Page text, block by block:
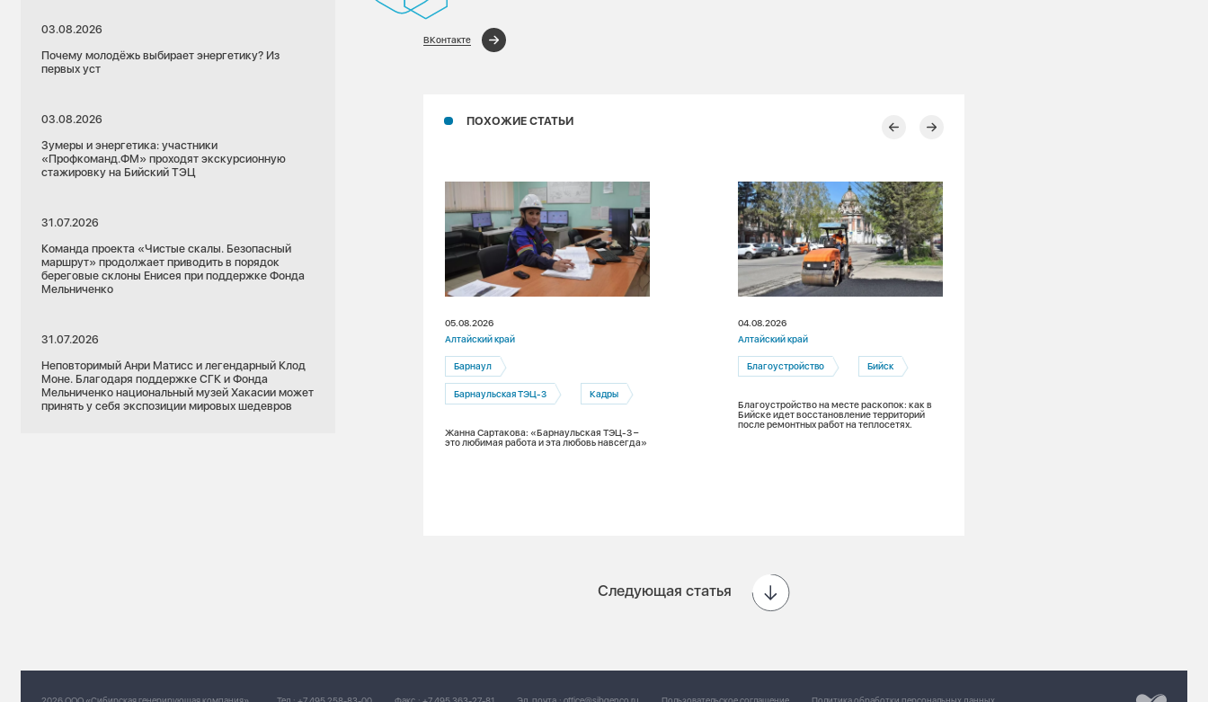
03.08.2026
Почему молодёжь выбирает энергетику? Из
первых уст
03.08.2026
Зумеры и энергетика: участники
«Профкоманд.ФМ» проходят экскурсионную
стажировку на Бийский ТЭЦ
31.07.2026
Команда проекта «Чистые скалы. Безопасный
маршрут» продолжает приводить в порядок
береговые склоны Енисея при поддержке Фонда
Мельниченко
31.07.2026
Неповторимый Анри Матисс и легендарный Клод
Моне. Благодаря поддержке СГК и Фонда
Мельниченко национальный музей Хакасии может
принять у себя экспозиции мировых шедевров
ВКонтакте
ПОХОЖИЕ СТАТЬИ
сети
более 70
Барнаул Кадры
Профориентация Молодежь СГК
05.08.2026
Алтайский край
Барнаул
Барнаульская ТЭЦ-3 Кадры
Жанна Сартакова: «Барнаульская ТЭЦ-3 –
это любимая работа и эта любовь навсегда»
04.08.2026
Алтайский край
Благоустройство Бийск
Благоустройство на месте раскопок: как в
Бийске идет восстановление территорий
после ремонтных работ на теплосетях.
Следующая статья
Разработка